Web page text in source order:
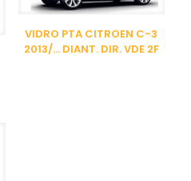
VIDRO PTA CITROEN C-3
2013/… DIANT. DIR. VDE 2F